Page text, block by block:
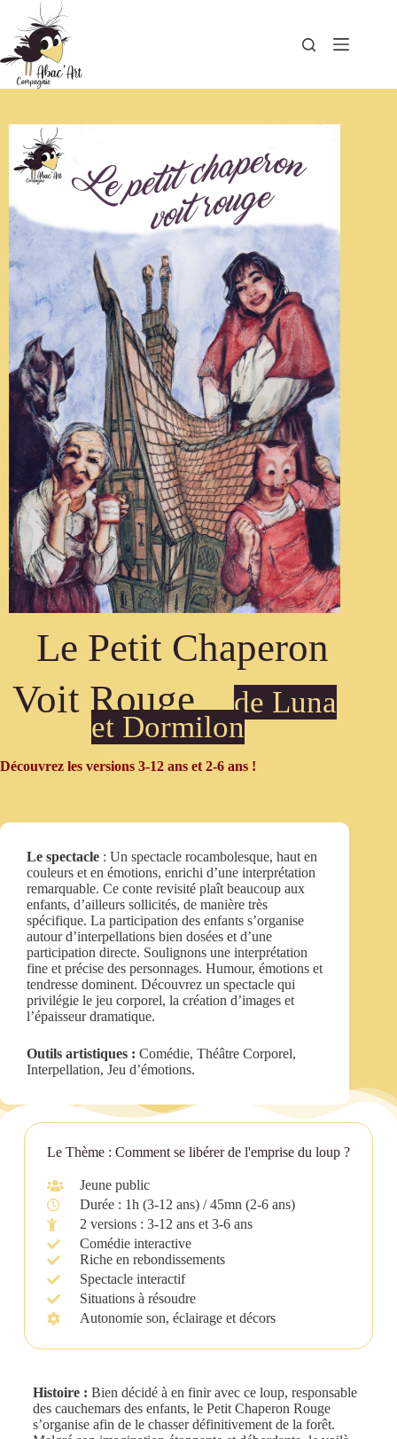
Le Petit Chaperon
Voit Rouge
de Luna
et Dormilon
Découvrez les versions 3-12 ans et 2-6 ans !
Le spectacle : Un spectacle rocambolesque, haut en
couleurs et en émotions, enrichi d’une interprétation
remarquable. Ce conte revisité plaît beaucoup aux
enfants, d’ailleurs sollicités, de manière très
spécifique. La participation des enfants s’organise
autour d’interpellations bien dosées et d’une
participation directe. Soulignons une interprétation
fine et précise des personnages. Humour, émotions et
tendresse dominent. Découvrez un spectacle qui
privilégie le jeu corporel, la création d’images et
l’épaisseur dramatique.
Outils artistiques : Comédie, Théâtre Corporel,
Interpellation, Jeu d’émotions.
Le Thème : Comment se libérer de l'emprise du loup ?
Jeune public
Durée : 1h (3-12 ans) / 45mn (2-6 ans)
2 versions : 3-12 ans et 3-6 ans
Comédie interactive
Riche en rebondissements
Spectacle interactif
Situations à résoudre
Autonomie son, éclairage et décors
Histoire : Bien décidé à en finir avec ce loup, responsable
des cauchemars des enfants, le Petit Chaperon Rouge
s’organise afin de le chasser définitivement de la forêt.